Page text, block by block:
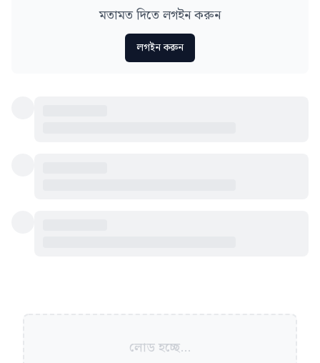
মতামত দিতে লগইন করুন
লগইন করুন
লোড হচ্ছে...